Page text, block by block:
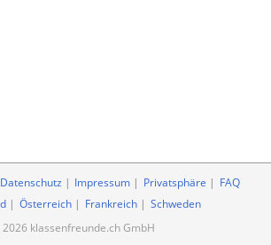
Datenschutz Impressum Privatsphäre
FAQ
Österreich Frankreich
Schweden
klassenfreunde.ch GmbH